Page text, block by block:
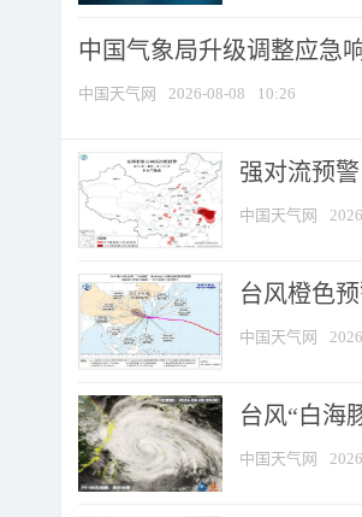
中国气象局升级调整应急
中国天气网 2026-08-08 10:26
强对流预
中国天气网
台风橙色
中国天气网
台风“白海
中国天气网